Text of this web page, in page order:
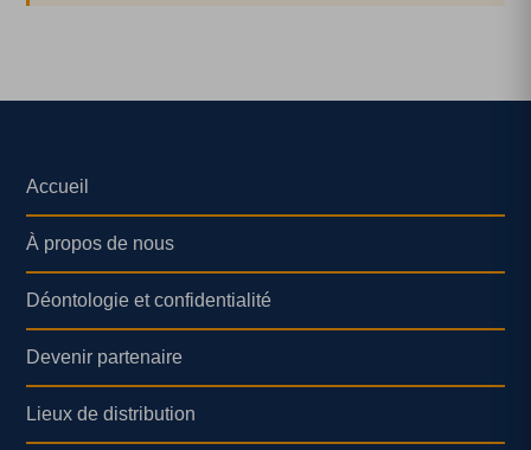
Accueil
À propos de nous
Déontologie et confidentialité
Devenir partenaire
Lieux de distribution